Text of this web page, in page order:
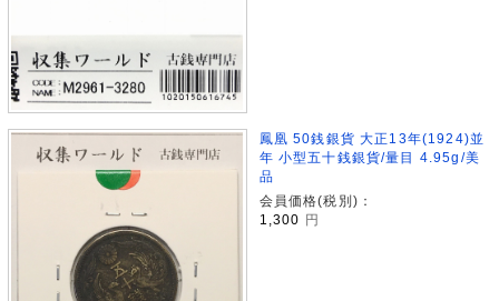
鳳凰 50銭銀貨 大正13年(1924)並
年 小型五十銭銀貨/量目 4.95g/美
品
会員価格(税別)：
1,300 円